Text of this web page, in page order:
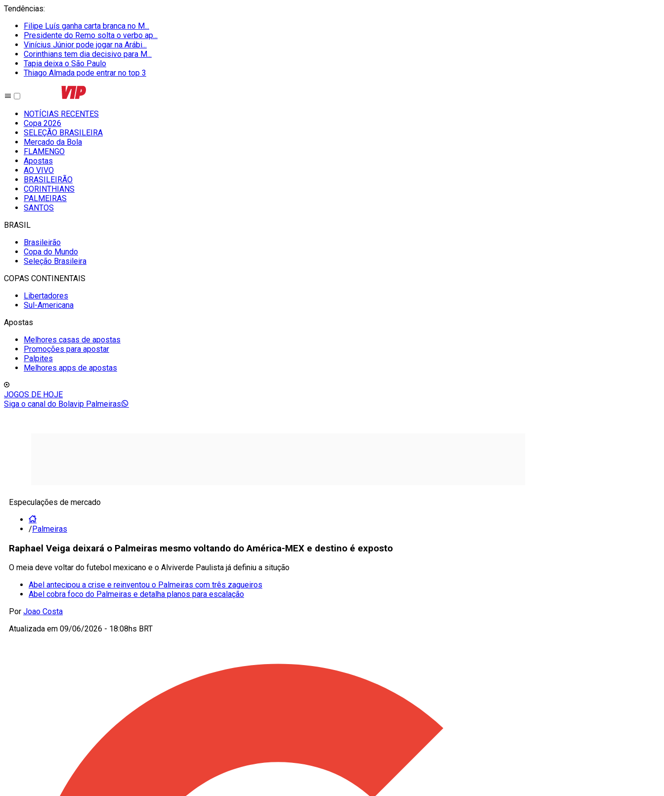
Tendências:
Filipe Luís ganha carta branca no M...
Presidente do Remo solta o verbo ap...
Vinícius Júnior pode jogar na Arábi...
Corinthians tem dia decisivo para M...
Tapia deixa o São Paulo
Thiago Almada pode entrar no top 3
NOTÍCIAS RECENTES
Copa 2026
SELEÇÃO BRASILEIRA
Mercado da Bola
FLAMENGO
Apostas
AO VIVO
BRASILEIRÃO
CORINTHIANS
PALMEIRAS
SANTOS
BRASIL
Brasileirão
Copa do Mundo
Seleção Brasileira
COPAS CONTINENTAIS
Libertadores
Sul-Americana
Apostas
Melhores casas de apostas
Promoções para apostar
Palpites
Melhores apps de apostas
JOGOS DE HOJE
Siga o canal do Bolavip Palmeiras
Especulações de mercado
/Palmeiras
Raphael Veiga deixará o Palmeiras mesmo voltando do América-MEX e destino é exposto
O meia deve voltar do futebol mexicano e o Alviverde Paulista já definiu a situção
Abel antecipou a crise e reinventou o Palmeiras com três zagueiros
Abel cobra foco do Palmeiras e detalha planos para escalação
Por Joao Costa
Atualizada em 09/06/2026 - 18:08hs BRT